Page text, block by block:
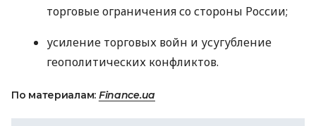
торговые ограничения со стороны России;
усиление торговых войн и усугубление
геополитических конфликтов.
По материалам: Finance.ua